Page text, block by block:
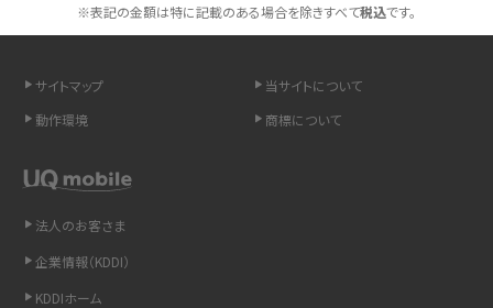
LINEの通知がこない時の原因と対処法9選！設定の確認手順も解説
非通知設定とは？184で電話をかける方法やiPhone・Androidの設定を解説
iCloudの使用容量を減らす9つの方法！使用状況の確認手順も紹介
※表記の金額は特に記載のある場合を除きすべて税込です。
サイトマップ
当サイトについて
動作環境
商標について
法人のお客さま
企業情報（KDDI）
KDDIホーム